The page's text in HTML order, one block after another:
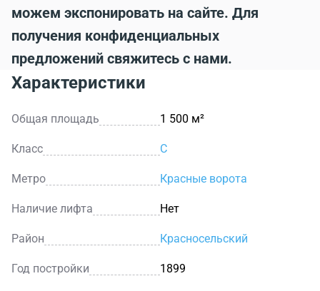
можем экспонировать на сайте. Для
получения конфиденциальных
предложений свяжитесь с нами.
Характеристики
Общая площадь 1 500 м²
Класс C
Метро Красные ворота
Наличие лифта Нет
Район Красносельский
Год постройки 1899